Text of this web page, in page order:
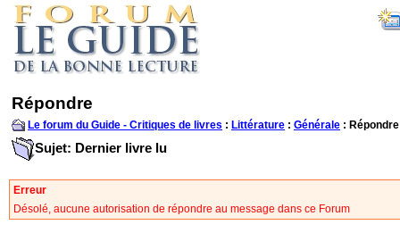
Répondre
Le forum du Guide - Critiques de livres : Littérature : Générale : Répondre
Sujet: Dernier livre lu
Erreur
Désolé, aucune autorisation de répondre au message dans ce Forum